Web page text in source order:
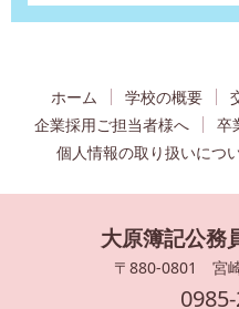
ホーム 学校の概要
企業採用ご担当者様へ
卒
個人情報の取り扱いにつ
大原簿記公務
〒880-0801 宮